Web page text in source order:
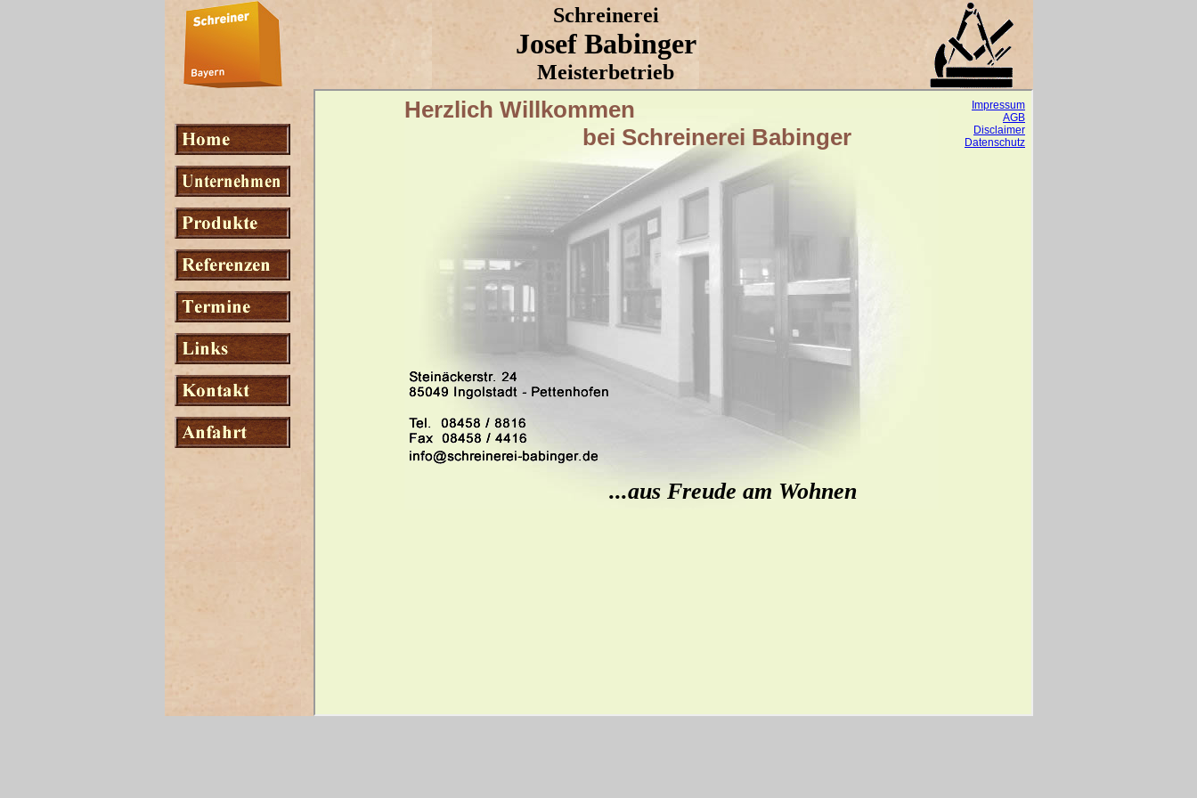
Schreinerei
Josef Babinger
Meisterbetrieb